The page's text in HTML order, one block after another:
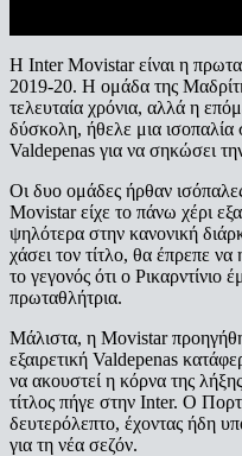
Η Inter Movistar είναι η
2019-20. Η ομάδα της
τελευταία χρόνια, αλλά η
δύσκολη, ήθελε μια
Valdepenas για να σηκώσει
Οι δυο ομάδες ήρθαν
Movistar είχε το πάνω χέρι
ψηλότερα στην κανονική
χάσει τον τίτλο, θα έπρεπε
το γεγονός ότι ο Ρικαρντίνιο
πρωταθλήτρια.
Μάλιστα, η Movistar
εξαιρετική Valdepenas
να ακουστεί η κόρνα της
τίτλος πήγε στην Inter. Ο
δευτερόλεπτο, έχοντας ήδη
για τη νέα σεζόν.